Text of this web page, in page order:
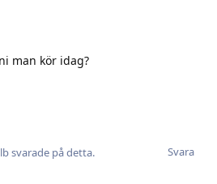
man kör idag?
Svara
svarade på detta.